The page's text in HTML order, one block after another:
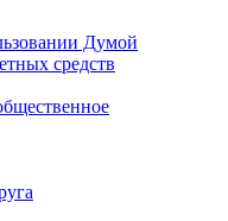
Думой
средств